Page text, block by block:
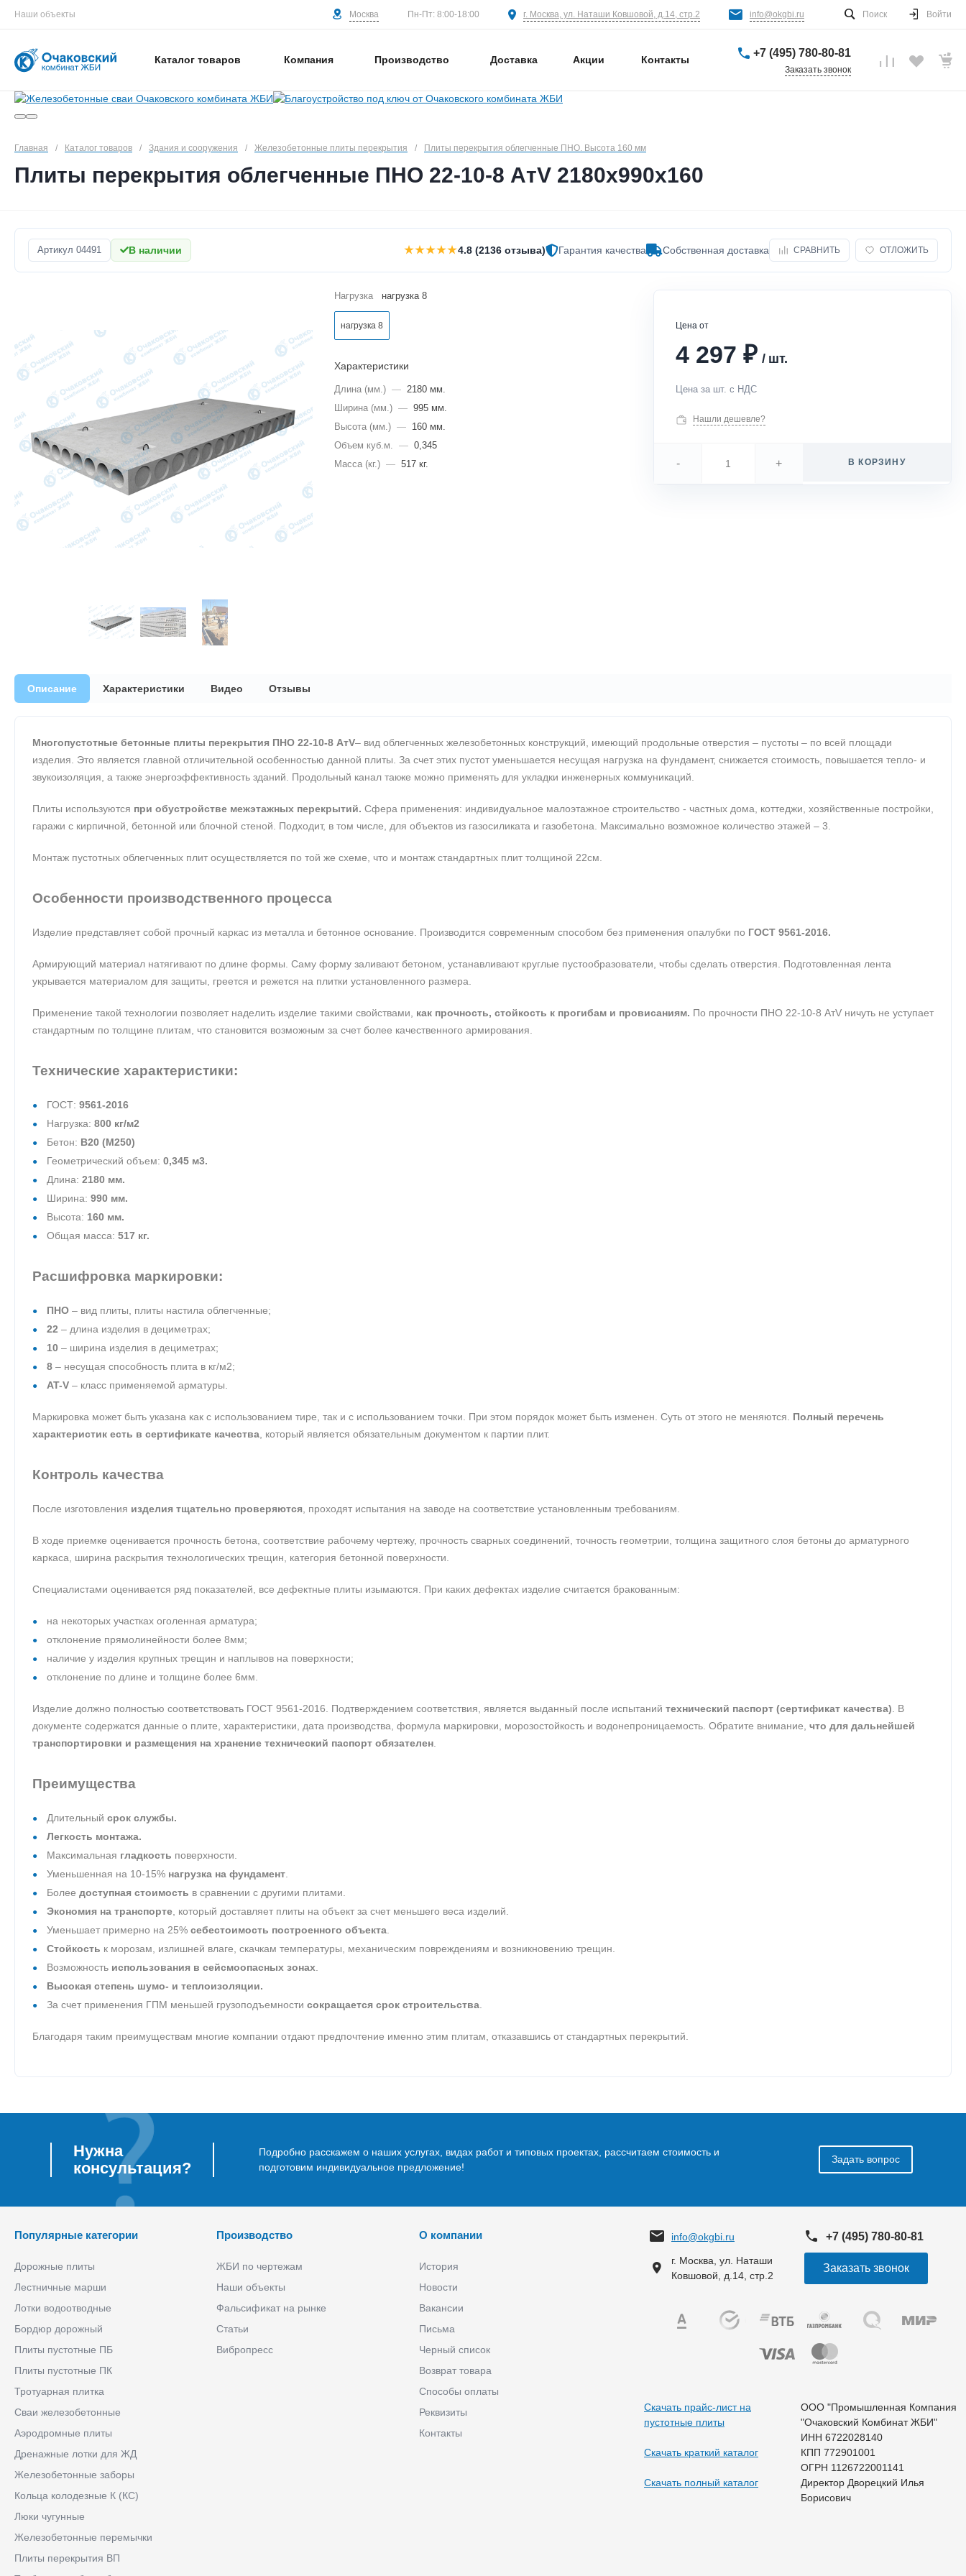
Наши объекты Москва Пн-Пт: 8:00-18:00 г. Москва, ул. Наташи Ковшовой, д.14, стр.2 info@okgbi.ru Поиск Войти
Каталог товаров Компания Производство Доставка Акции Контакты
+7 (495) 780-80-81
Заказать звонок
Главная / Каталог товаров / Здания и сооружения / Железобетонные плиты перекрытия / Плиты перекрытия облегченные ПНО. Высота 160 мм
Плиты перекрытия облегченные ПНО 22-10-8 АтV 2180х990х160
Артикул 04491 В наличии ★★★★★4.8 (2136 отзыва) Гарантия качества Собственная доставка СРАВНИТЬ ОТЛОЖИТЬ
Нагрузка нагрузка 8
нагрузка 8
Характеристики
Длина (мм.) — 2180 мм.
Ширина (мм.) — 995 мм.
Высота (мм.) —
160 мм.
Объем куб.м. — 0,345
Масса (кг.) — 517 кг.
Цена от
4 297₽ / шт.
Цена за шт. с НДС
Нашли дешевле?
- + В КОРЗИНУ
Описание Характеристики Видео Отзывы
Многопустотные бетонные плиты перекрытия ПНО 22-10-8 АтV– вид облегченных железобетонных конструкций, имеющий продольные отверстия – пустоты – по всей площади
изделия. Это является главной отличительной особенностью данной плиты. За счет этих пустот уменьшается несущая нагрузка на фундамент, снижается стоимость, повышается тепло- и
звукоизоляция, а также энергоэффективность зданий. Продольный канал также можно применять для укладки инженерных коммуникаций.
Плиты используются при обустройстве межэтажных перекрытий. Сфера применения: индивидуальное малоэтажное строительство - частных дома, коттеджи, хозяйственные постройки,
гаражи с кирпичной, бетонной или блочной стеной. Подходит, в том числе, для объектов из газосиликата и газобетона. Максимально возможное количество этажей – 3.
Монтаж пустотных облегченных плит осуществляется по той же схеме, что и монтаж стандартных плит толщиной 22см.
Особенности производственного процесса
Изделие представляет собой прочный каркас из металла и бетонное основание. Производится современным способом без применения опалубки по ГОСТ 9561-2016.
Армирующий материал натягивают по длине формы. Саму форму заливают бетоном, устанавливают круглые пустообразователи, чтобы сделать отверстия. Подготовленная лента
укрывается материалом для защиты, греется и режется на плитки установленного размера.
Применение такой технологии позволяет наделить изделие такими свойствами, как прочность, стойкость к прогибам и провисаниям. По прочности ПНО 22-10-8 АтV ничуть не уступает
стандартным по толщине плитам, что становится возможным за счет более качественного армирования.
Технические характеристики:
ГОСТ: 9561-2016
Нагрузка: 800 кг/м2
Бетон: В20 (М250)
Геометрический объем: 0,345 м3.
Длина: 2180 мм.
Ширина: 990 мм.
Высота: 160 мм.
Общая масса: 517 кг.
Расшифровка маркировки:
ПНО – вид плиты, плиты настила облегченные;
22 – длина изделия в дециметрах;
10 – ширина изделия в дециметрах;
8 – несущая способность плита в кг/м2;
AT-V – класс применяемой арматуры.
Маркировка может быть указана как с использованием тире, так и с использованием точки. При этом порядок может быть изменен. Суть от этого не меняются. Полный перечень
характеристик есть в сертификате качества , который является обязательным документом к партии плит.
Контроль качества
После изготовления изделия тщательно проверяются , проходят испытания на заводе на соответствие установленным требованиям.
В ходе приемке оценивается прочность бетона, соответствие рабочему чертежу, прочность сварных соединений, точность геометрии, толщина защитного слоя бетоны до арматурного
каркаса, ширина раскрытия технологических трещин, категория бетонной поверхности.
Специалистами оценивается ряд показателей, все дефектные плиты изымаются. При каких дефектах изделие считается бракованным:
на некоторых участках оголенная арматура;
отклонение прямолинейности более 8мм;
наличие у изделия крупных трещин и наплывов на поверхности;
отклонение по длине и толщине более 6мм.
Изделие должно полностью соответствовать ГОСТ 9561-2016. Подтверждением соответствия, является выданный после испытаний технический паспорт (сертификат качества) . В
документе содержатся данные о плите, характеристики, дата производства, формула маркировки, морозостойкость и водонепроницаемость. Обратите внимание, что для дальнейшей
транспортировки и размещения на хранение технический паспорт обязателен
Преимущества
Длительный срок службы.
Легкость монтажа.
Максимальная гладкость поверхности.
Уменьшенная на 10-15% нагрузка на фундамент
Более доступная стоимость в сравнении с другими плитами.
Экономия на транспорте , который доставляет плиты на объект за счет меньшего веса изделий.
Уменьшает примерно на 25% себестоимость построенного объекта
Стойкость к морозам, излишней влаге, скачкам температуры, механическим повреждениям и возникновению трещин.
Возможность использования в сейсмоопасных зонах
Высокая степень шумо- и теплоизоляции.
За счет применения ГПМ меньшей грузоподъемности сокращается срок строительства
Благодаря таким преимуществам многие компании отдают предпочтение именно этим плитам, отказавшись от стандартных перекрытий.
Нужна
консультация?
Подробно расскажем о наших услугах, видах работ и типовых проектах, рассчитаем стоимость и
подготовим индивидуальное предложение!
Задать вопрос
Популярные категории
Дорожные плиты
Лестничные марши
Лотки водоотводные
Бордюр дорожный
Плиты пустотные ПБ
Плиты пустотные ПК
Тротуарная плитка
Сваи железобетонные
Аэродромные плиты
Дренажные лотки для ЖД
Железобетонные заборы
Кольца колодезные К (КС)
Люки чугунные
Железобетонные перемычки
Плиты перекрытия ВП
Производство
ЖБИ по чертежам
Наши объекты
Фальсификат на рынке
Статьи
Вибропресс
О компании
История
Новости
Вакансии
Письма
Черный список
Возврат товара
Способы оплаты
Реквизиты
Контакты
info@okgbi.ru +7 (495) 780-80-81
г. Москва, ул. Наташи
Ковшовой, д.14, стр.2
Заказать звонок
Скачать прайс-лист на
пустотные плиты
Скачать краткий каталог
Скачать полный каталог
ООО "Промышленная Компания
"Очаковский Комбинат ЖБИ"
ИНН 6722028140
КПП 772901001
ОГРН 1126722001141
Директор Дворецкий Илья
Борисович